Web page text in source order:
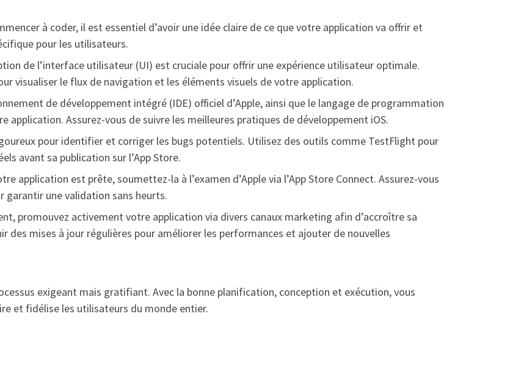
à coder, il est essentiel d’avoir une idée claire de ce que votre application va offrir et
pour les utilisateurs.
de l’interface utilisateur (UI) est cruciale pour offrir une expérience utilisateur optimale.
visualiser le flux de navigation et les éléments visuels de votre application.
de développement intégré (IDE) officiel d’Apple, ainsi que le langage de programmation
Assurez-vous de suivre les meilleures pratiques de développement iOS.
pour identifier et corriger les bugs potentiels. Utilisez des outils comme TestFlight pour
avant sa publication sur l’App Store.
application est prête, soumettez-la à l’examen d’Apple via l’App Store Connect. Assurez-vous
garantir une validation sans heurts.
promouvez activement votre application via divers canaux marketing afin d’accroître sa
des mises à jour régulières pour améliorer les performances et ajouter de nouvelles
exigeant mais gratifiant. Avec la bonne planification, conception et exécution, vous
et fidélise les utilisateurs du monde entier.